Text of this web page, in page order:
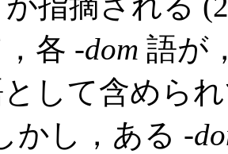
各 -dom 語が
として含めら
かし，ある -